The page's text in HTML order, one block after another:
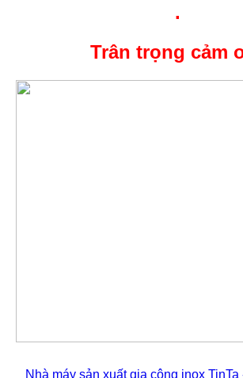
.
Trân trọng cảm
Nhà máy sản xuất gia công inox TinTa